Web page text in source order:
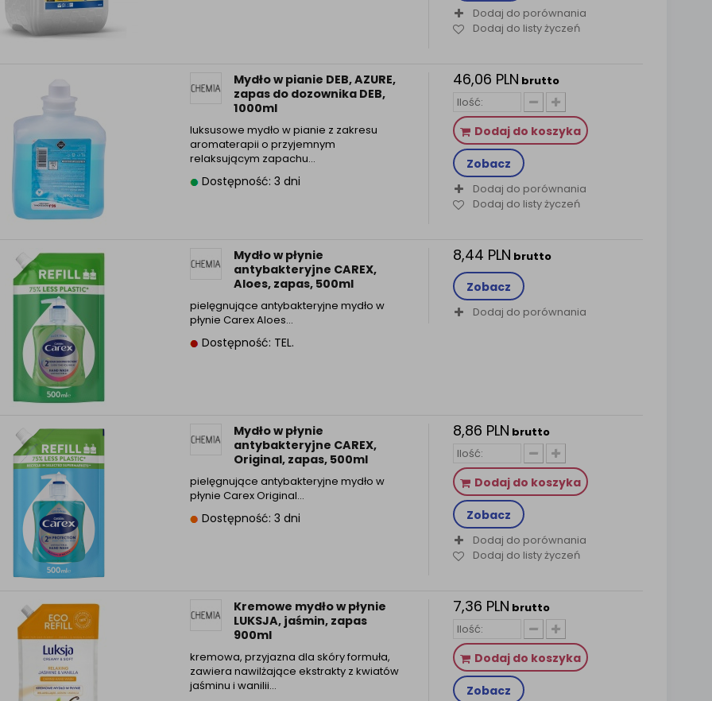
Dodaj do porównania
Dodaj do listy życzeń
Mydło w pianie DEB, AZURE,
zapas do dozownika DEB,
1000ml
luksusowe mydło w pianie z zakresu
aromaterapii o przyjemnym
relaksującym zapachu…
Dostępność: 3 dni
46,06 PLN brutto
Dodaj do koszyka
Zobacz
Dodaj do porównania
Dodaj do listy życzeń
Mydło w płynie
antybakteryjne CAREX,
Aloes, zapas, 500ml
pielęgnujące antybakteryjne mydło w
płynie Carex Aloes…
Dostępność: TEL.
8,44 PLN brutto
Zobacz
Dodaj do porównania
Mydło w płynie
antybakteryjne CAREX,
Original, zapas, 500ml
pielęgnujące antybakteryjne mydło w
płynie Carex Original…
Dostępność: 3 dni
8,86 PLN brutto
Dodaj do koszyka
Zobacz
Dodaj do porównania
Dodaj do listy życzeń
Kremowe mydło w płynie
LUKSJA, jaśmin, zapas
900ml
kremowa, przyjazna dla skóry formuła,
zawiera nawilżające ekstrakty z kwiatów
jaśminu i wanilii…
7,36 PLN brutto
Dodaj do koszyka
Zobacz